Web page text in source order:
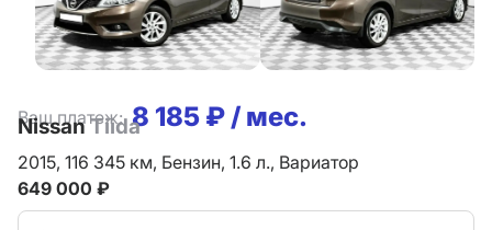
Ваш платеж: 8 185 ₽ / мес.
NissanTiida
2015, 116 345 км, Бензин, 1.6 л., Вариатор
649 000 ₽